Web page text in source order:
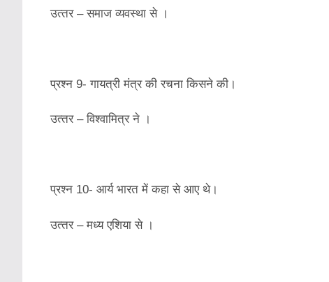
उत्‍तर – समाज व्‍यवस्‍था से ।
प्रश्‍न 9- गायत्री मंत्र की रचना किसने की।
उत्‍तर – विश्‍वामित्र ने ।
प्रश्‍न 10- आर्य भारत में कहा से आए थे।
उत्‍तर – मध्‍य एशिया से ।